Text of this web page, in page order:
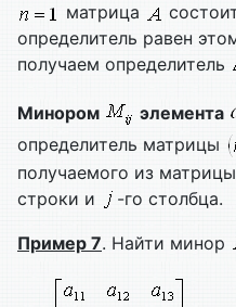
матрица
определитель равен
получаем определитель
Минором элемента
определитель матрицы
получаемого из матрицы
строки и
-го столбца.
Пример 7. Найти минор